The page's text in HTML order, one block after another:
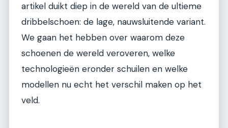
artikel duikt diep in de wereld van de ultieme
dribbelschoen: de lage, nauwsluitende variant.
We gaan het hebben over waarom deze
schoenen de wereld veroveren, welke
technologieën eronder schuilen en welke
modellen nu echt het verschil maken op het
veld.